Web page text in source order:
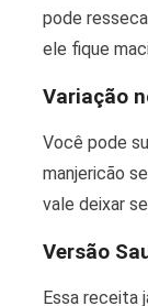
pode
ele fique
Variação
Você pode
manjericão
vale deixar
Versão
Essa receita